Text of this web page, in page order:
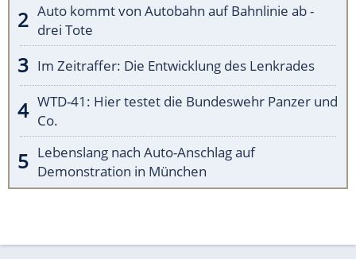
Auto kommt von Autobahn auf Bahnlinie ab -
drei Tote
Im Zeitraffer: Die Entwicklung des Lenkrades
WTD-41: Hier testet die Bundeswehr Panzer und
Co.
Lebenslang nach Auto-Anschlag auf
Demonstration in München